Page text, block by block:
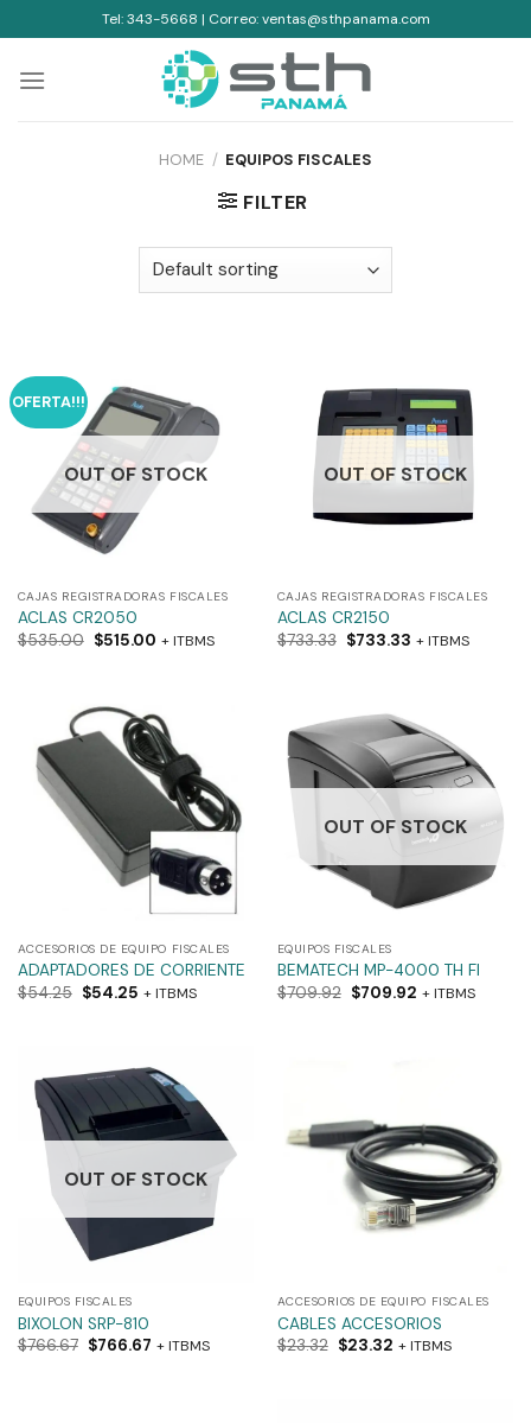
to
content
Tel: 343-5668 | Correo: ventas@sthpanama.com
HOME / EQUIPOS FISCALES
FILTER
OFERTA!!!
OUT OF STOCK
CAJAS REGISTRADORAS FISCALES
ACLAS CR2050
$535.00 $515.00 + ITBMS
OUT OF STOCK
CAJAS REGISTRADORAS FISCALES
ACLAS CR2150
$733.33 $733.33 + ITBMS
ACCESORIOS DE EQUIPO FISCALES
ADAPTADORES DE CORRIENTE
$54.25 $54.25 + ITBMS
OUT OF STOCK
EQUIPOS FISCALES
BEMATECH MP-4000 TH FI
$709.92 $709.92 + ITBMS
OUT OF STOCK
EQUIPOS FISCALES
BIXOLON SRP-810
$766.67 $766.67 + ITBMS
ACCESORIOS DE EQUIPO FISCALES
CABLES ACCESORIOS
$23.32 $23.32 + ITBMS